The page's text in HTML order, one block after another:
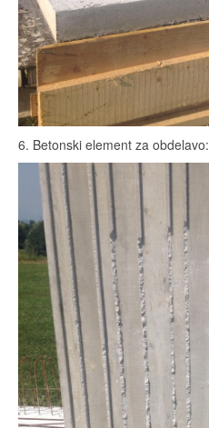
6. Betonski element za obdelavo: